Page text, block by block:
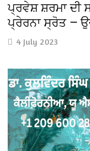
ਪ੍ਰਵੇਸ਼ ਸ਼ਰਮਾ ਦੀ
ਪ੍ਰੇਰਨਾ ਸ੍ਰੋਤ —
4 July 2023